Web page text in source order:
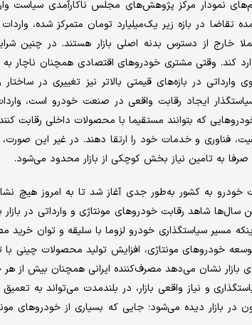
نمودار مرکز پژوهش‌های مجلس ناکارآمدی سیاست
تقاضا در بازه زیر یک‌میلیارد تومان متمرکز شده،
عملا خارج از دسترس بدنه اصلی بازار هستند. در چنین
کند. وقتی مشتری خودروهای اقتصادی همچنان
وارداتی در بازه‌های قیمتی بالاتر نیز تغییری در
ایجاد رقابت واقعی در صنعت خودرو است،
که بتوانند مستقیما با محصولات داخلی رقابت
فناوری و خدمات خود را ارتقا دهند. در غیر این
صرفا به تامین نیاز بخش کوچکی از بازار محدود می‌شود.
که واردات خودرو به کشور به‌طور جدی آغاز شد تا به امروز
شاهد رقابت خودروهای مونتاژی و وارداتی در
مسیر سیاستگذاری خودرو لزوما با سلیقه و توان
خودروهای مونتاژی، افزایش تولید محصولات چینی
بازار نشان می‌دهد مصرف‌کننده ایرانی همچنان بیش از
و نیاز واقعی بازار، در بلندمدت می‌تواند به
در بازار دیده می‌شود؛ جایی که بسیاری از